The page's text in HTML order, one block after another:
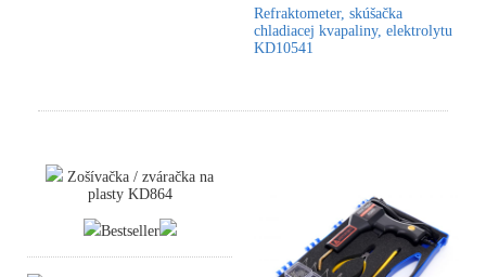
Refraktometer, skúšačka
chladiacej kvapaliny, elektrolytu
KD10541
Zošívačka / zváračka na
plasty KD864
Bestseller